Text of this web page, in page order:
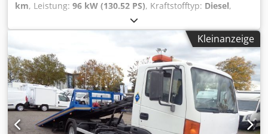
km, Leistung: 96 kW (130.52 PS), Kraftstofftyp: Diesel,
, Erstzulassung:
Gelb, Anzahl der Sitzplätze:6, Anzahl der Vorbesitzer:1,
Baujahr:
, Allgemein Produktionsland: Duitsland
Aufbau Baujahr: 2001 = Weitere Informationen =
Allgemeine Informationen Kabine: doppelt Technische
Informationen Motorhubraum: 2.200 cc Motormarke:
Mercedes-Benz Maße Abmessungen (L x B x H): 550 x 202 x
235 cm Gewichte Leergewicht: 2.650 kg Zuladung: 2.800 kg
zGG: 3.500 kg Max. Zuglast: 6.300 kg Wartung APK
(Technische Hauptuntersuchung): geprüft bis 01.2027
Kleinanzeige